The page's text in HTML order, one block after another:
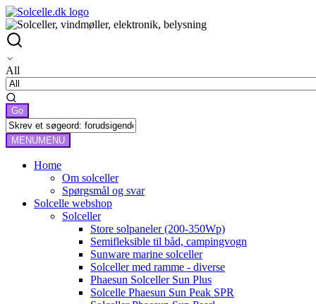
All
MENUMENU
Home
Om solceller
Spørgsmål og svar
Solcelle webshop
Solceller
Store solpaneler (200-350Wp)
Semifleksible til båd, campingvogn
Sunware marine solceller
Solceller med ramme - diverse
Phaesun Solceller Sun Plus
Solcelle Phaesun Sun Peak SPR